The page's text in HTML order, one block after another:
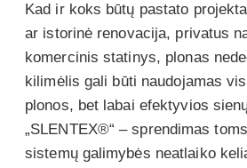
Kad ir koks būtų pastato
ar istorinė renovacija, privatus
komercinis statinys, plonas
kilimėlis gali būti naudojamas
plonos, bet labai efektyvios
„SLENTEX®“ – sprendimas
sistemų galimybės neatlaiko